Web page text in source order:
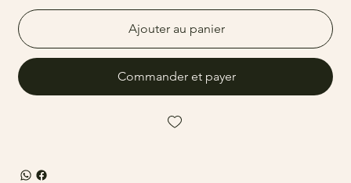
Ajouter au panier
Commander et payer